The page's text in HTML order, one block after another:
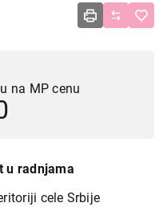
na MP cenu
u radnjama
cele Srbije